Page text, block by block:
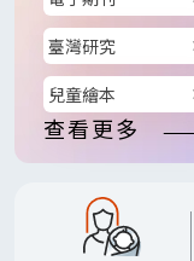
臺灣研究
兒童繪本
查看更多